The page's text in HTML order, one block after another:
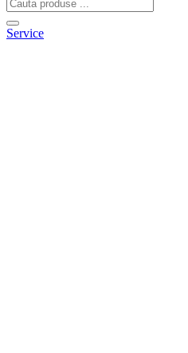
Service